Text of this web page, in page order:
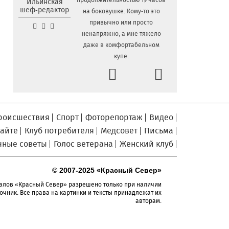
двумя детьми нашли в лесу под Вологдой
5.08.2026 09:04
Шесть вологодских
школьников отправятся в августе в
«Путешествие мечты»
В Вологде объявлены даты
заключительных экскурсий акции «Огни
общественных наблюдателей к
предстоящим выборам
4.08.2026 16:03
О лечении и профилактике
болезней суставов вологжанам
4.08.2026 15:36 На Горбатом мосту в
Вологде приступили к устройству опор и
пролетных строений
У Никольского источника
Ильинская
шеф-редактор
на боковушке. Кому-то это
привычно или просто
ненапряжно, а мне тяжело
даже в комфортабельном
купе.
Спорт Фоторепортаж
Видео
Клуб потребителя Медсовет
Письма
советы
Голос ветерана Женский клуб
© 2007-2025 «Красный Север»
«Красный Север» разрешено только при наличии
Все права на картинки и тексты принадлежат их
авторам.